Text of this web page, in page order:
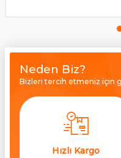
Neden Biz?
Bizleri tercih etmeniz için
Hızlı Kargo